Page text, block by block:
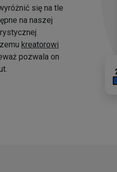
się na tle
na naszej
kreatorowi
pozwala on